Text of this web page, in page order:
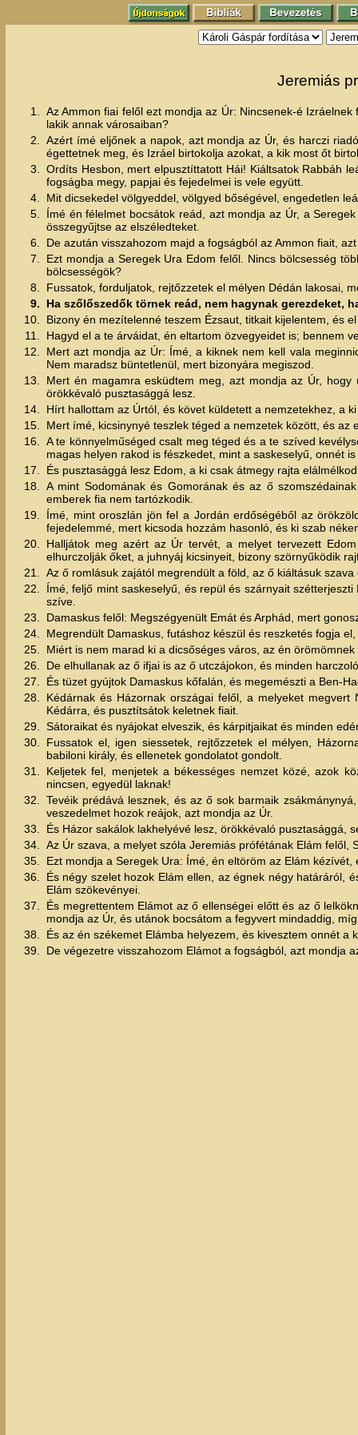
Jeremiás
1.
Az Ammon fiai felől ezt mondja az Úr: Nincsenek-é
lakik annak városaiban?
2.
Azért ímé eljőnek a napok, azt mondja az Úr, és harczi
égettetnek meg, és Izráel birtokolja azokat, a kik most őt
3.
Ordíts Hesbon, mert elpusztíttatott Hái! Kiáltsatok Rabbáh
fogságba megy, papjai és fejedelmei is vele együtt.
4.
Mit dicsekedel völgyeddel, völgyed bőségével, engedetlen
5.
Ímé én félelmet bocsátok reád, azt mondja az Úr, a
összegyűjtse az elszéledteket.
6.
De azután visszahozom majd a fogságból az Ammon fiait,
7.
Ezt mondja a Seregek Ura Edom felől. Nincs bölcsesség
bölcsességök?
8.
Fussatok, forduljatok, rejtőzzetek el mélyen Dédán lakosai,
9.
Ha szőlőszedők törnek reád, nem hagynak gerezdeket,
10.
Bizony én mezítelenné teszem Ézsaut, titkait kijelentem, és
11.
Hagyd el a te árváidat, én eltartom özvegyeidet is; bennem
12.
Mert azt mondja az Úr: Ímé, a kiknek nem kell vala
Nem maradsz büntetlenül, mert bizonyára megiszod.
13.
Mert én magamra esküdtem meg, azt mondja az Úr,
örökkévaló pusztasággá lesz.
14.
Hírt hallottam az Úrtól, és követ küldetett a nemzetekhez, a
15.
Mert ímé, kicsinynyé teszlek téged a nemzetek között, és az
16.
A te könnyelműséged csalt meg téged és a te szíved
magas helyen rakod is fészkedet, mint a saskeselyű, onnét
17.
És pusztasággá lesz Edom, a ki csak átmegy rajta
18.
A mint Sodomának és Gomorának és az ő
emberek fia nem tartózkodik.
19.
Ímé, mint oroszlán jön fel a Jordán erdőségéből az
fejedelemmé, mert kicsoda hozzám hasonló, és ki szab
20.
Halljátok meg azért az Úr tervét, a melyet tervezett
elhurczolják őket, a juhnyáj kicsinyeit, bizony szörnyűködik
21.
Az ő romlásuk zajától megrendült a föld, az ő kiáltásuk
22.
Ímé, feljő mint saskeselyű, és repül és szárnyait
szíve.
23.
Damaskus felől: Megszégyenült Emát és Arphád, mert
24.
Megrendült Damaskus, futáshoz készül és reszketés fogja
25.
Miért is nem marad ki a dicsőséges város, az én örömömnek
26.
De elhullanak az ő ifjai is az ő utczájokon, és minden
27.
És tüzet gyújtok Damaskus kőfalán, és megemészti a Ben-
28.
Kédárnak és Házornak országai felől, a melyeket
Kédárra, és pusztítsátok keletnek fiait.
29.
Sátoraikat és nyájokat elveszik, és kárpitjaikat és minden
30.
Fussatok el, igen siessetek, rejtőzzetek el mélyen,
babiloni király, és ellenetek gondolatot gondolt.
31.
Keljetek fel, menjetek a békességes nemzet közé, azok
nincsen, egyedül laknak!
32.
Tevéik prédává lesznek, és az ő sok barmaik
veszedelmet hozok reájok, azt mondja az Úr.
33.
És Házor sakálok lakhelyévé lesz, örökkévaló pusztasággá,
34.
Az Úr szava, a melyet szóla Jeremiás prófétának Elám
35.
Ezt mondja a Seregek Ura: Ímé, én eltöröm az Elám kézívét,
36.
És négy szelet hozok Elám ellen, az égnek négy határáról,
Elám szökevényei.
37.
És megrettentem Elámot az ő ellenségei előtt és az ő
mondja az Úr, és utánok bocsátom a fegyvert mindaddig,
38.
És az én székemet Elámba helyezem, és kivesztem onnét a
39.
De végezetre visszahozom Elámot a fogságból, azt mondja